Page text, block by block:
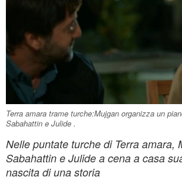
Terra amara trame turche:Mujgan organizza un
Sabahattin e Julide .
Nelle puntate turche di Terra amara,
Sabahattin e Julide a cena a casa
nascita di una storia